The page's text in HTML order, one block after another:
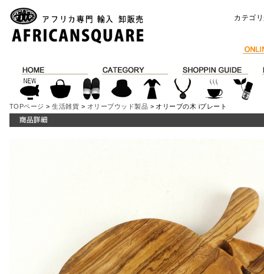
カテゴ
TOPページ >生活雑貨 > オリーブウッド製品 > オリーブの木 iプレート